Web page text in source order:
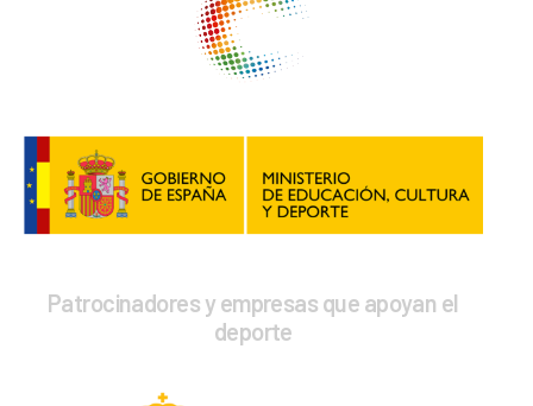
Patrocinadores y empresas que apoyan el
deporte